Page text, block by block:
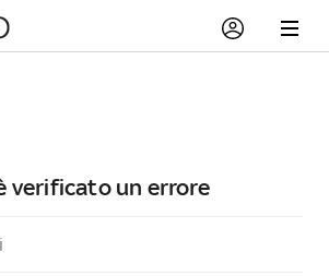
verificato un errore